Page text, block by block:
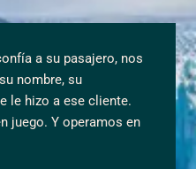
a su pasajero, nos
nombre, su
le hizo a ese cliente.
juego. Y operamos en